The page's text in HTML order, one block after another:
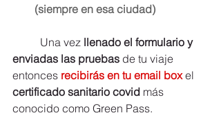
(siempre en esa ciudad)
	Una vez
llenado el formulario y
enviadas las pruebas de tu viaje
entonces recibirás en tu email box el
certificado sanitario covid más
conocido como Green Pass.